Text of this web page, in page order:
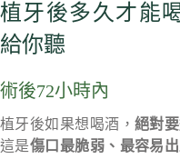
植牙後多久才能
給你聽
術後72小時內
植牙後如果想喝酒，絕對
這是傷口最脆弱、最容易